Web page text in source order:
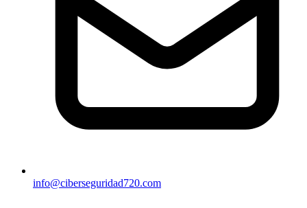
info@ciberseguridad720.com